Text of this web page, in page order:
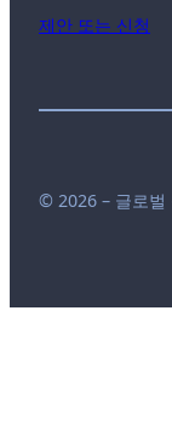
제안 또는 신청
© 2026 – 글로벌